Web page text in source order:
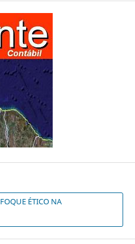
ÉTICO NA